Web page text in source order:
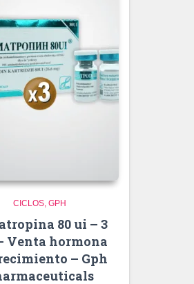
CICLOS GPH
80 ui – 3
Venta hormona
– Gph